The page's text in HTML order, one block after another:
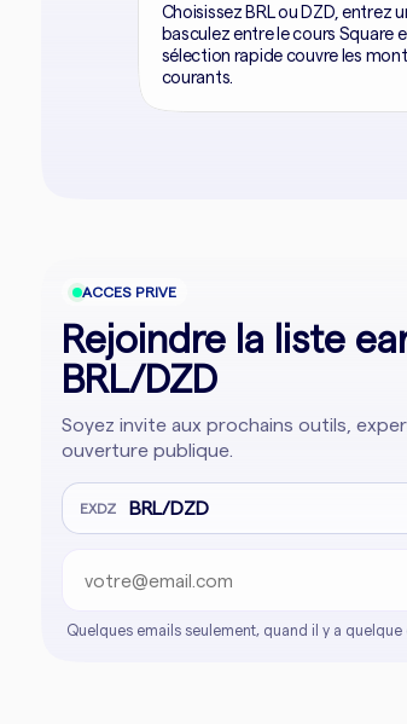
Choisissez BRL ou DZD, entrez
basculez entre le cours Square
sélection rapide couvre les
courants.
ACCES PRIVE
Rejoindre la liste
BRL/DZD
Soyez invite aux prochains outils,
ouverture publique.
EXDZ BRL/DZD
Quelques emails seulement, quand il y a